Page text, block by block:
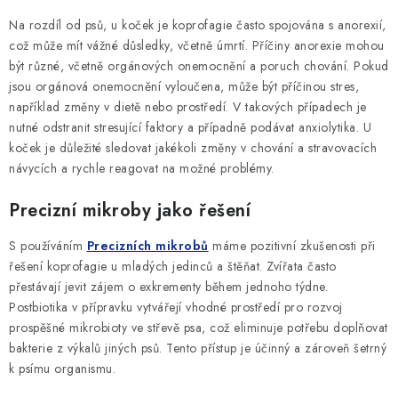
Na rozdíl od psů, u koček je koprofagie často spojována s anorexií,
což může mít vážné důsledky, včetně úmrtí. Příčiny anorexie mohou
být různé, včetně orgánových onemocnění a poruch chování. Pokud
jsou orgánová onemocnění vyloučena, může být příčinou stres,
například změny v dietě nebo prostředí. V takových případech je
nutné odstranit stresující faktory a případně podávat anxiolytika. U
koček je důležité sledovat jakékoli změny v chování a stravovacích
návycích a rychle reagovat na možné problémy.
Precizní mikroby jako řešení
S používáním Precizních mikrobů máme pozitivní zkušenosti při
řešení koprofagie u mladých jedinců a štěňat. Zvířata často
přestávají jevit zájem o exkrementy během jednoho týdne.
Postbiotika v přípravku vytvářejí vhodné prostředí pro rozvoj
prospěšné mikrobioty ve střevě psa, což eliminuje potřebu doplňovat
bakterie z výkalů jiných psů. Tento přístup je účinný a zároveň šetrný
k psímu organismu.